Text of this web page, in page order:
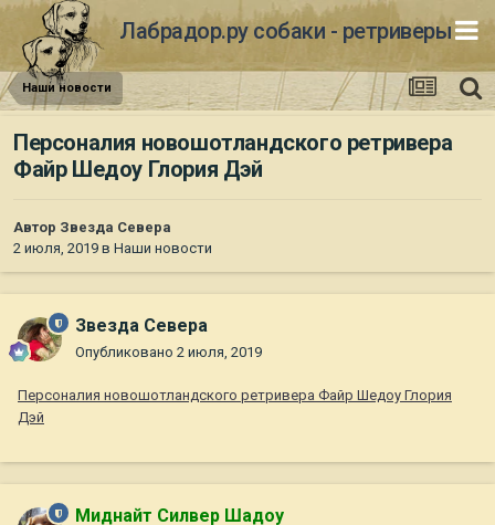
Лабрадор.ру собаки - ретриверы
Наши новости
Персоналия новошотландского ретривера
Файр Шедоу Глория Дэй
Автор Звезда Севера
2 июля, 2019 в Наши новости
Звезда Севера
Опубликовано 2 июля, 2019
Персоналия новошотландского ретривера Файр Шедоу Глория
Дэй
Миднайт Силвер Шадоу